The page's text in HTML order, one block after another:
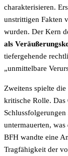
charakterisieren.
unstrittigen Fakten
wurden. Der Kern
als
tiefergehende
„unmittelbare
Zweitens spielte
kritische Rolle. Das
untermauerten,
BFH wandte eine
Tragfähigkeit der